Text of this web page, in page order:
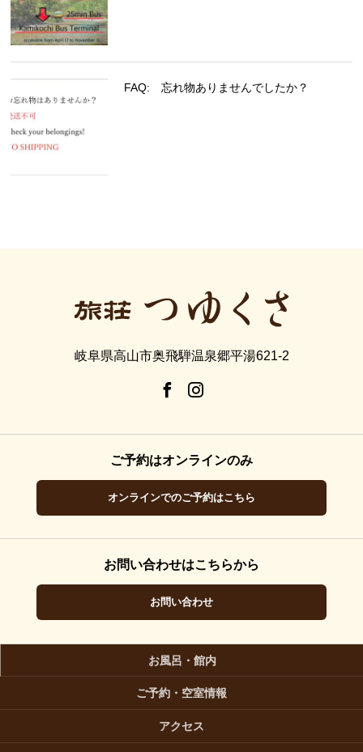
FAQ: 忘れ物ありませんでしたか？
岐阜県高山市奥飛騨温泉郷平湯621-2
ご予約はオンラインのみ
オンラインでのご予約はこちら
お問い合わせはこちらから
お問い合わせ
お風呂・館内
ご予約・空室情報
アクセス